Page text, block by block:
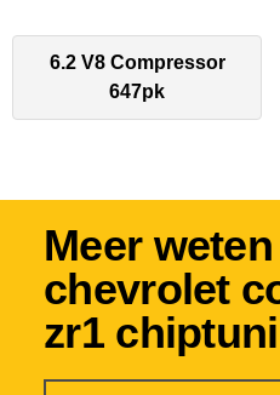
6.2 V8 Compressor
647pk
Meer
chevrolet
zr1